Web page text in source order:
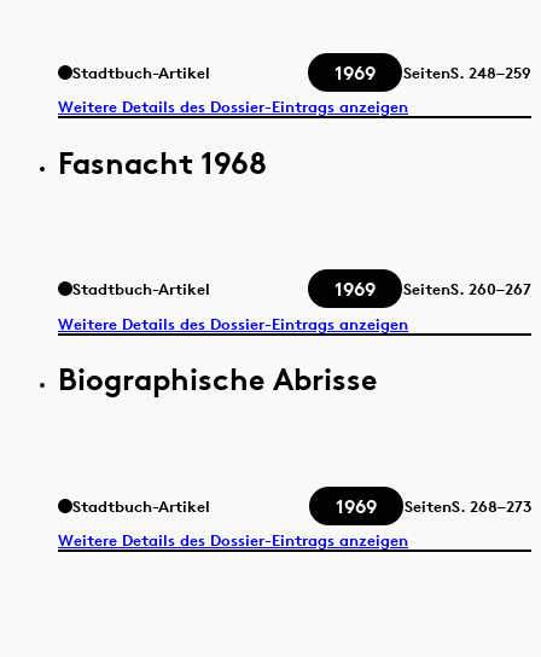
Stadtbuch-Artikel 1969 SeitenS. 248–259
Weitere Details des Dossier-Eintrags anzeigen
Fasnacht 1968
Stadtbuch-Artikel 1969 SeitenS. 260–267
Weitere Details des Dossier-Eintrags anzeigen
Biographische Abrisse
Stadtbuch-Artikel 1969 SeitenS. 268–273
Weitere Details des Dossier-Eintrags anzeigen